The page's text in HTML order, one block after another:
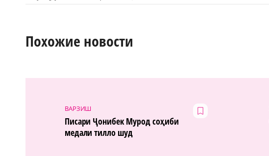
Похожие новости
ВАРЗИШ
Писари Ҷонибек Мурод соҳиби
медали тилло шуд